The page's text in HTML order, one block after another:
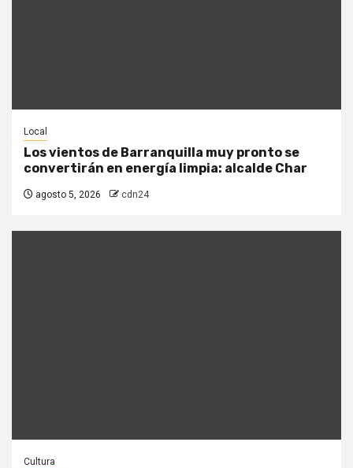
Local
Los vientos de Barranquilla muy pronto se
convertirán en energía limpia: alcalde Char
agosto 5, 2026 cdn24
Cultura